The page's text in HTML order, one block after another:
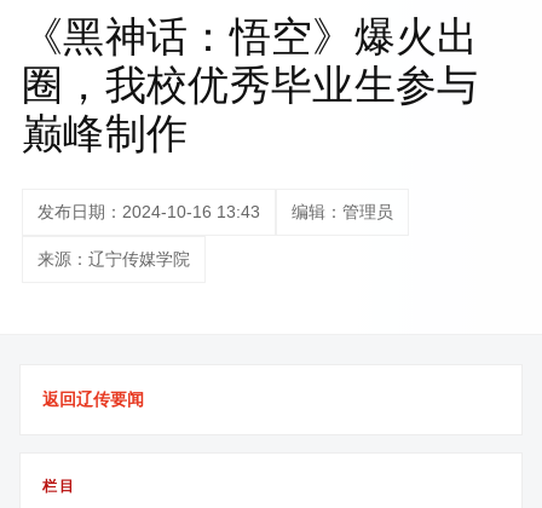
《黑神话：悟空》爆火出
圈，我校优秀毕业生参与
巅峰制作
发布日期：2024-10-16 13:43 编辑：管理员
来源：辽宁传媒学院
返回辽传要闻
栏目